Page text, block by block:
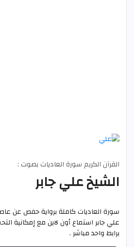
القرآن الكريم سورة العاديات بصوت :
الشيخ علي جابر
سورة العاديات كاملة برواية حفص عن
برابط واحد مباشر .